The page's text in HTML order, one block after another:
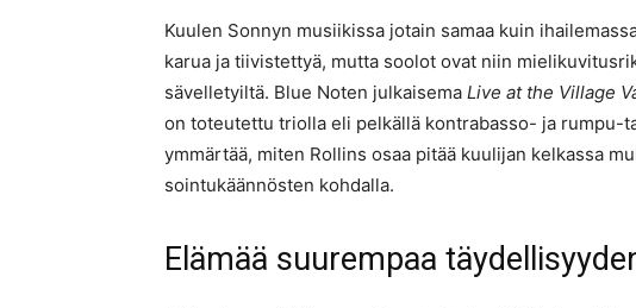
Kuulen Sonnyn musiikissa jotain samaa kuin
karua ja tiivistettyä, mutta soolot ovat niin
sävelletyiltä. Blue Noten julkaisema Live at the Village
on toteutettu triolla eli pelkällä kontrabasso- ja rumpu-
ymmärtää, miten Rollins osaa pitää kuulijan kelkassa
sointukäännösten kohdalla.
Elämää suurempaa